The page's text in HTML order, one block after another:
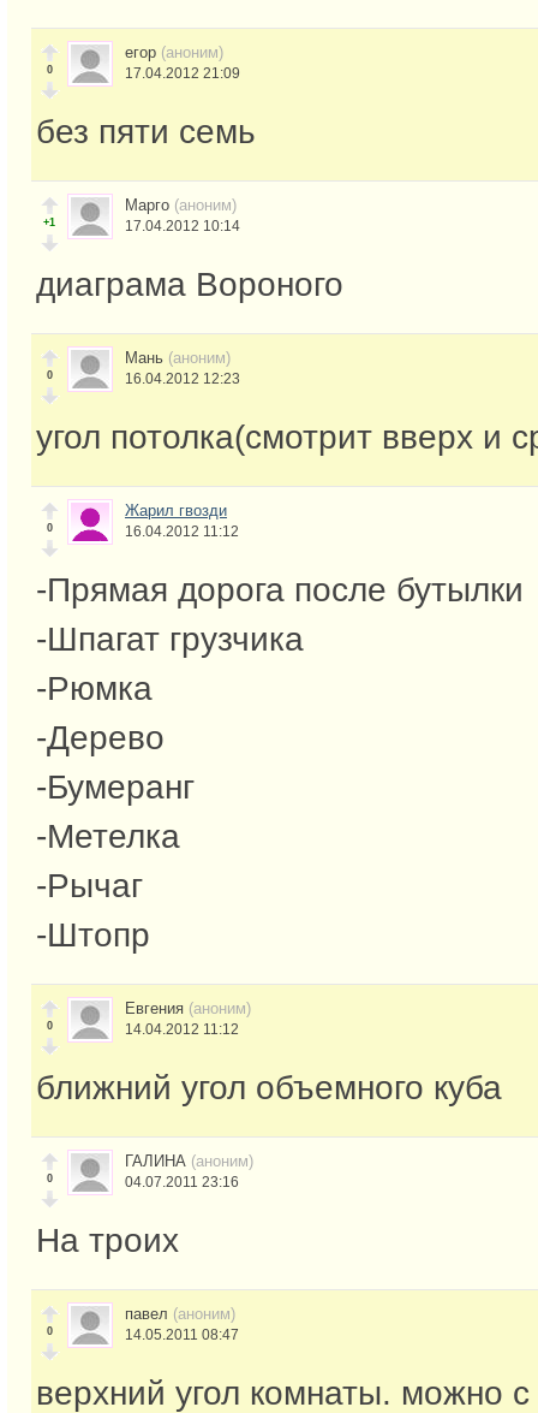
0
егор (аноним)
17.04.2012 21:09
без пяти семь
+1
Марго (аноним)
17.04.2012 10:14
диаграма Вороного
0
Мань (аноним)
16.04.2012 12:23
угол потолка(смотрит вверх и
0
Жарил гвозди
16.04.2012 11:12
-Прямая дорога после бутылки
-Шпагат грузчика
-Рюмка
-Дерево
-Бумеранг
-Метелка
-Рычаг
-Штопр
0
Евгения (аноним)
14.04.2012 11:12
ближний угол объемного куба
0
ГАЛИНА (аноним)
04.07.2011 23:16
На троих
0
павел (аноним)
14.05.2011 08:47
верхний угол комнаты. можно с